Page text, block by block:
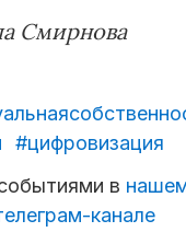
Смирнова
#цифровизация
в
канале